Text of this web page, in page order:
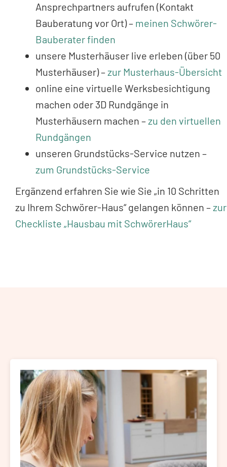
Ansprechpartners aufrufen (Kontakt
Bauberatung vor Ort) – meinen Schwörer-
Bauberater finden
unsere Musterhäuser live erleben (über 50
Musterhäuser) –zur Musterhaus-Übersicht
online eine virtuelle Werksbesichtigung
machen oder 3D Rundgänge in
Musterhäusern machen –zu den virtuellen
Rundgängen
unseren Grundstücks-Service nutzen –
zum Grundstücks-Service
Ergänzend erfahren Sie wie Sie „in 10 Schritten
zu Ihrem Schwörer-Haus“ gelangen können –zur
Checkliste „Hausbau mit SchwörerHaus“